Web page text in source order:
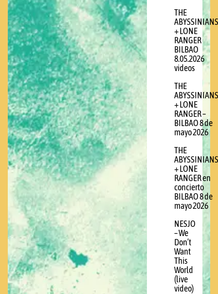
THE
ABYSSINIANS
+ LONE
RANGER
BILBAO
8.05.2026
videos
THE
ABYSSINIANS
+ LONE
RANGER –
BILBAO 8 de
mayo 2026
THE
ABYSSINIANS
+ LONE
RANGER en
concierto
BILBAO 8 de
mayo 2026
NESJO
– We
Don’t
Want
This
World
(live
video)